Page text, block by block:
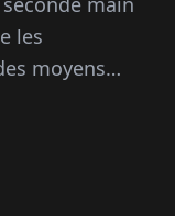
les
moyens